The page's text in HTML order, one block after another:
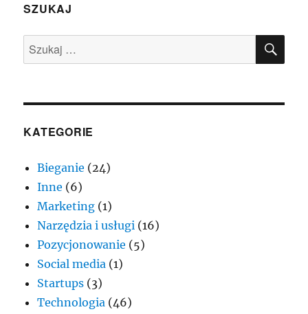
SZUKAJ
Szukaj:
KATEGORIE
Bieganie (24)
Inne (6)
Marketing (1)
Narzędzia i usługi (16)
Pozycjonowanie (5)
Social media (1)
Startups (3)
Technologia (46)